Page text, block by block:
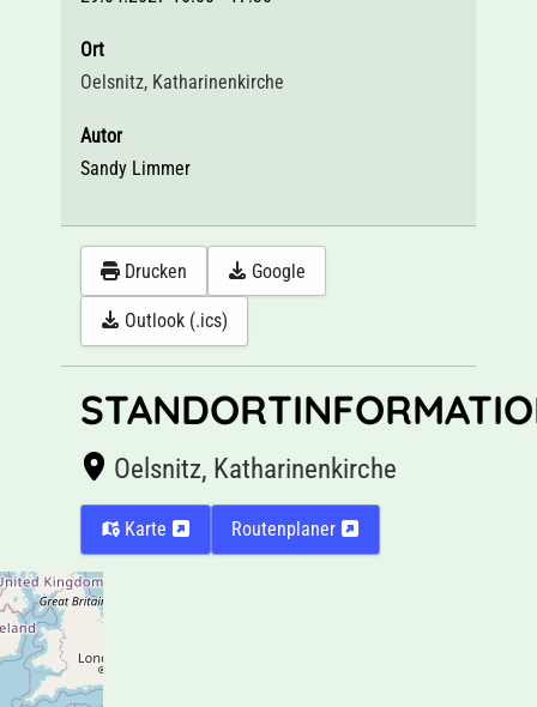
Ort
Oelsnitz, Katharinenkirche
Autor
Sandy Limmer
Drucken Google
Outlook (.ics)
Oelsnitz, Katharinenkirche
Karte Routenplaner